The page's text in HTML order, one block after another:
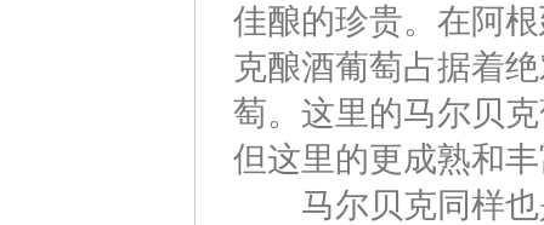
佳酿的珍贵。在阿
克酿酒葡萄占据着
萄。这里的马尔贝
但这里的更成熟和
马尔贝克同样也